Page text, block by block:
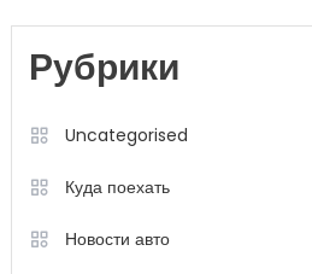
Рубрики
Uncategorised
Куда поехать
Новости авто